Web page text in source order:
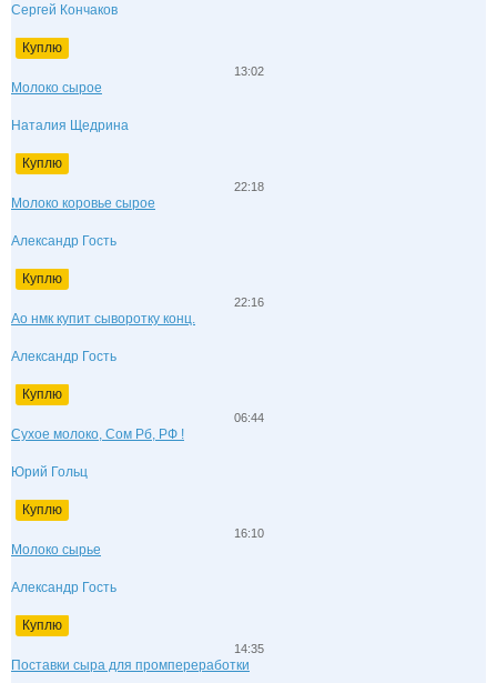
Сергей Кончаков
Куплю
13:02
Молоко сырое
Наталия Щедрина
Куплю
22:18
Молоко коровье сырое
Александр Гость
Куплю
22:16
Ао нмк купит сыворотку конц.
Александр Гость
Куплю
06:44
Сухое молоко, Сом Рб, РФ !
Юрий Гольц
Куплю
16:10
Молоко сырье
Александр Гость
Куплю
14:35
Поставки сыра для промпереработки